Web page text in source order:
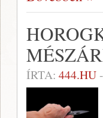
ÍRTA: 444.HU-